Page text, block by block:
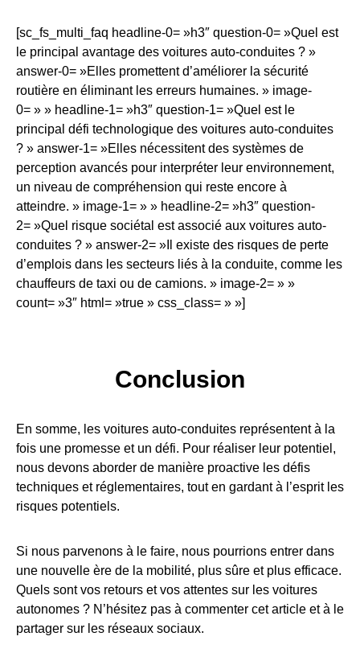
[sc_fs_multi_faq headline-0= »h3″ question-0= »Quel est
le principal avantage des voitures auto-conduites ? »
answer-0= »Elles promettent d’améliorer la sécurité
routière en éliminant les erreurs humaines. » image-
0= » » headline-1= »h3″ question-1= »Quel est le
principal défi technologique des voitures auto-conduites
? » answer-1= »Elles nécessitent des systèmes de
perception avancés pour interpréter leur environnement,
un niveau de compréhension qui reste encore à
atteindre. » image-1= » » headline-2= »h3″ question-
2= »Quel risque sociétal est associé aux voitures auto-
conduites ? » answer-2= »Il existe des risques de perte
d’emplois dans les secteurs liés à la conduite, comme les
chauffeurs de taxi ou de camions. » image-2= » »
count= »3″ html= »true » css_class= » »]
Conclusion
En somme, les voitures auto-conduites représentent à la
fois une promesse et un défi. Pour réaliser leur potentiel,
nous devons aborder de manière proactive les défis
techniques et réglementaires, tout en gardant à l’esprit les
risques potentiels.
Si nous parvenons à le faire, nous pourrions entrer dans
une nouvelle ère de la mobilité, plus sûre et plus efficace.
Quels sont vos retours et vos attentes sur les voitures
autonomes ? N’hésitez pas à commenter cet article et à le
partager sur les réseaux sociaux.